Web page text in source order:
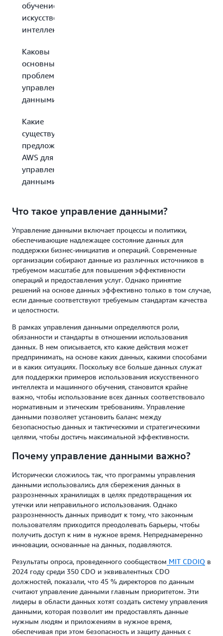
обучение и
искусственный
интеллект?
Каковы
основные
проблемы
управления
данными?
Какие
существуют
предложения
AWS для
управления
данными?
Что такое управление данными?
Управление данными включает процессы и политики,
обеспечивающие надлежащее состояние данных для
поддержки бизнес-инициатив и операций. Современные
организации собирают данные из различных источников в
требуемом масштабе для повышения эффективности
операций и предоставления услуг. Однако принятие
решений на основе данных эффективно только в том случае,
если данные соответствуют требуемым стандартам качества
и целостности.
В рамках управления данными определяются роли,
обязанности и стандарты в отношении использования
данных. В нем описывается, кто какие действия может
предпринимать, на основе каких данных, какими способами
и в каких ситуациях. Поскольку все больше данных служат
для поддержки примеров использования искусственного
интеллекта и машинного обучения, становится крайне
важно, чтобы использование всех данных соответствовало
нормативным и этическим требованиям. Управление
данными позволяет установить баланс между
безопасностью данных и тактическими и стратегическими
целями, чтобы достичь максимальной эффективности.
Почему управление данными важно?
Исторически сложилось так, что программы управления
данными использовались для сбережения данных в
разрозненных хранилищах в целях предотвращения их
утечки или неправильного использования. Однако
разрозненность данных приводит к тому, что законным
пользователям приходится преодолевать барьеры, чтобы
получить доступ к ним в нужное время. Непреднамеренно
инновации, основанные на данных, подавляются.
Результаты опроса, проведенного сообществом MIT CDOIQ в
2024 году среди 350 CDO и эквивалентных CDO
должностей, показали, что 45 % директоров по данным
считают управление данными главным приоритетом. Эти
лидеры в области данных хотят создать систему управления
данными, которая позволит им предоставлять данные
нужным людям и приложениям в нужное время,
обеспечивая при этом безопасность и защиту данных с